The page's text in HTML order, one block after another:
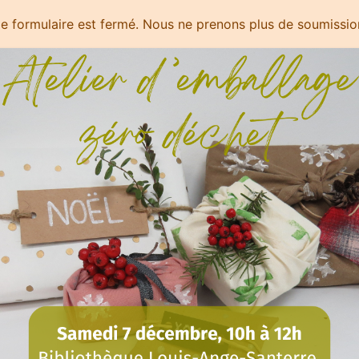
formulaire est fermé. Nous ne prenons plus de